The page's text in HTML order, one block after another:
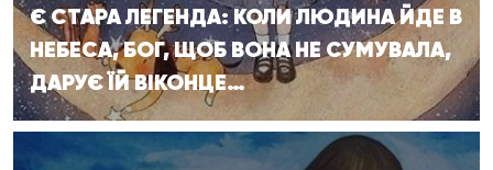
Є СТАРА ЛЕГЕНДА: КОЛИ ЛЮДИНА ЙДЕ В
НЕБЕСА, БОГ, ЩОБ ВОНА НЕ СУМУВАЛА,
ДАРУЄ ЇЙ ВІКОНЦЕ…